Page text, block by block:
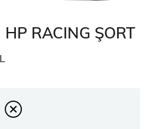
HP RACING ŞORT